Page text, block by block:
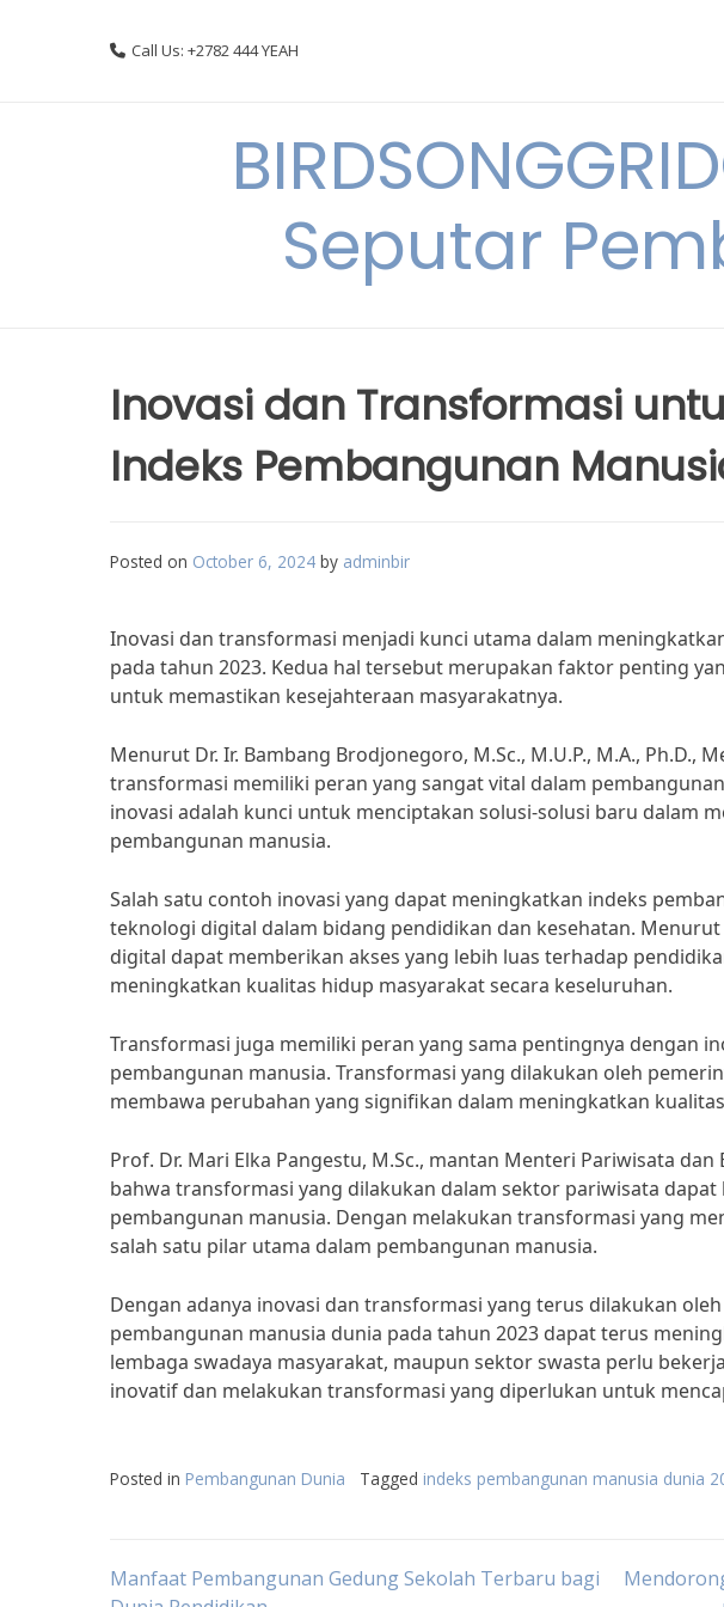
Call Us: +2782 444 YEAH
Seputar
Inovasi dan Transformasi
Indeks Pembangunan
Posted on October 6, 2024 by adminbir
Inovasi dan transformasi menjadi kunci utama dalam
pada tahun 2023. Kedua hal tersebut merupakan faktor penting
untuk memastikan kesejahteraan masyarakatnya.
Menurut Dr. Ir. Bambang Brodjonegoro, M.Sc., M.U.P., M.A., Ph.D.,
transformasi memiliki peran yang sangat vital dalam
inovasi adalah kunci untuk menciptakan solusi-solusi baru dalam
pembangunan manusia.
Salah satu contoh inovasi yang dapat meningkatkan indeks
teknologi digital dalam bidang pendidikan dan kesehatan.
digital dapat memberikan akses yang lebih luas terhadap
meningkatkan kualitas hidup masyarakat secara keseluruhan.
Transformasi juga memiliki peran yang sama pentingnya dengan
pembangunan manusia. Transformasi yang dilakukan oleh
membawa perubahan yang signifikan dalam meningkatkan
Prof. Dr. Mari Elka Pangestu, M.Sc., mantan Menteri Pariwisata
bahwa transformasi yang dilakukan dalam sektor pariwisata
pembangunan manusia. Dengan melakukan transformasi yang
salah satu pilar utama dalam pembangunan manusia.
Dengan adanya inovasi dan transformasi yang terus dilakukan
pembangunan manusia dunia pada tahun 2023 dapat terus
lembaga swadaya masyarakat, maupun sektor swasta perlu
inovatif dan melakukan transformasi yang diperlukan untuk
Posted in Pembangunan Dunia Tagged indeks pembangunan manusia dunia
Post
Manfaat Pembangunan Gedung Sekolah Terbaru bagi